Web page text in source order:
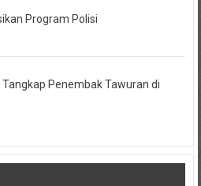
Program Polisi
Penembak Tawuran di